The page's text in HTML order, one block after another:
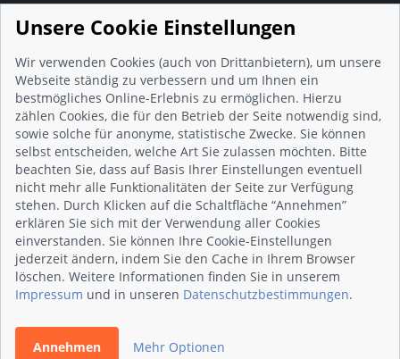
Presse & Wissen
Presse und Informationen
Blog
Häufig gestellte Fragen (FAQ)
Studie: Digitalisierungsbarometer
Initiative gegen Fake-Bewertungen
Kunden Informationen
Beratungsgespräch vereinbaren
Impressum
Datenschutz
AGB
Nutzungsbedingungen
Kontakt
Unsere Cookie Einstellungen
Wir verwenden Cookies (auch von Drittanbietern), um unsere
Webseite ständig zu verbessern und um Ihnen ein
bestmögliches Online-Erlebnis zu ermöglichen. Hierzu
zählen Cookies, die für den Betrieb der Seite notwendig sind,
sowie solche für anonyme, statistische Zwecke. Sie können
selbst entscheiden, welche Art Sie zulassen möchten. Bitte
beachten Sie, dass auf Basis Ihrer Einstellungen eventuell
nicht mehr alle Funktionalitäten der Seite zur Verfügung
stehen. Durch Klicken auf die Schaltfläche “Annehmen”
erklären Sie sich mit der Verwendung aller Cookies
einverstanden. Sie können Ihre Cookie-Einstellungen
jederzeit ändern, indem Sie den Cache in Ihrem Browser
löschen. Weitere Informationen finden Sie in unserem
Impressum und in unseren Datenschutzbestimmungen.
Annehmen Mehr Optionen